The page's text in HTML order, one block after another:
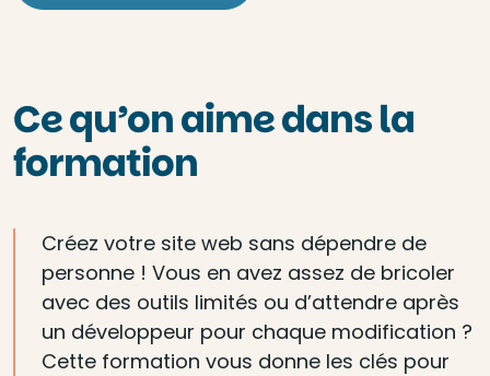
Ce qu’on aime dans la
formation
Créez votre site web sans dépendre de
personne ! Vous en avez assez de bricoler
avec des outils limités ou d’attendre après
un développeur pour chaque modification ?
Cette formation vous donne les clés pour